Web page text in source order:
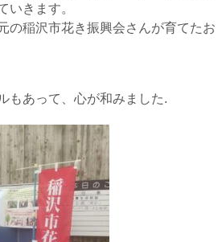
いきます。
の稲沢市花き振興会さんが育てたお
もあって、心が和みました.